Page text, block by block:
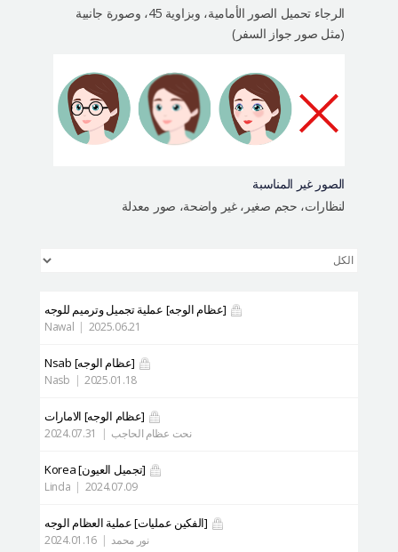
الرجاء تحميل الصور الأمامية، وبزاوية 45، وصورة جانبية
(مثل صور جواز السفر)
الصور غير المناسبة
لنظارات، حجم صغير، غير واضحة، صور معدلة
[عظام الوجه] عملية تجميل وترميم للوجه
Nawal | 2025.06.21
[عظام الوجه]
Nasb | 2025.01.18
[عظام الوجه] الامارات
نحت عظام الحاجب |
2024.07.31
[تجميل العيون]Korea
Linda | 2024.07.09
[الفكين عمليات]عملية العظام الوجه
نور محمد |
2024.01.16